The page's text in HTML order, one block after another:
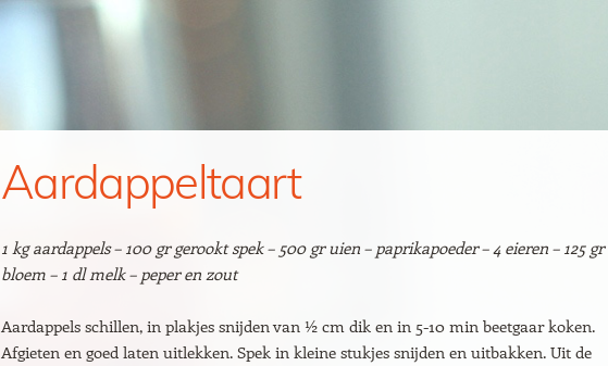
Aardappeltaart
1 kg aardappels – 100 gr gerookt spek – 500 gr uien – paprikapoeder – 4 eieren – 125 gr
bloem – 1 dl melk – peper en zout
Aardappels schillen, in plakjes snijden van ½ cm dik en in 5-10 min beetgaar koken.
Afgieten en goed laten uitlekken. Spek in kleine stukjes snijden en uitbakken. Uit de